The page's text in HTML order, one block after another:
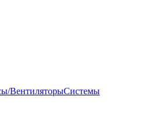
ВентиляторыСистемы